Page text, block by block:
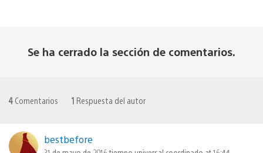
Se ha cerrado la sección de comentarios.
4 Comentarios 1 Respuesta del autor
bestbefore